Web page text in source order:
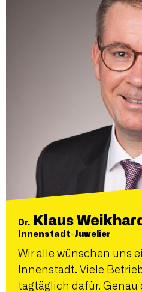
Dr. Klaus
Innenstadt-Juwelier
Wir alle wünschen uns
Innenstadt. Viele
tagtäglich dafür. Genau